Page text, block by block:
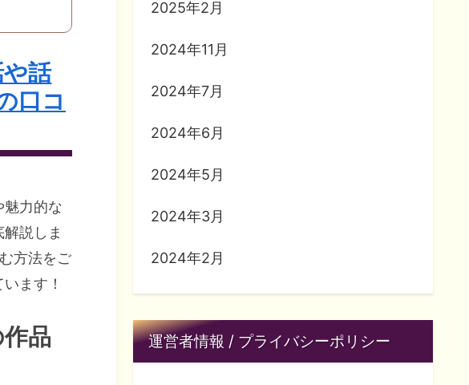
話
口コ
魅力的な
説しま
方法をご
ます！
品
2025年2月
2024年11月
2024年7月
2024年6月
2024年5月
2024年3月
2024年2月
運営者情報 / プライバシーポリシー